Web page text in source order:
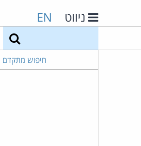
ניווט EN
חיפוש מתקדם